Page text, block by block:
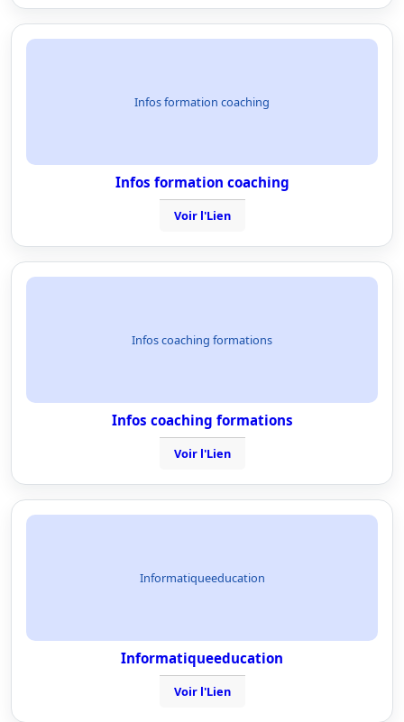
Infos formation coaching
Infos formation coaching
Voir l'Lien
Infos coaching formations
Infos coaching formations
Voir l'Lien
Informatiqueeducation
Informatiqueeducation
Voir l'Lien